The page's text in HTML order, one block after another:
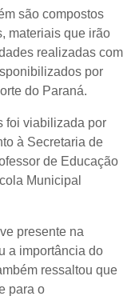
são compostos
materiais que irão
realizadas com
por
do Paraná.
foi viabilizada por
à Secretaria de
de Educação
Municipal
presente na
a importância do
ressaltou que
para o